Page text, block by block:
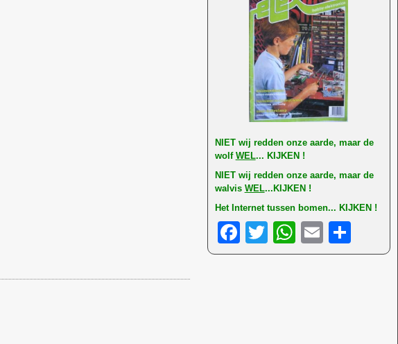
NIET wij redden onze aarde, maar de
wolf WEL... KIJKEN !
NIET wij redden onze aarde, maar de
walvis WEL...KIJKEN !
Het Internet tussen bomen... KIJKEN !
F
a
T
wi
W
h
E
m el